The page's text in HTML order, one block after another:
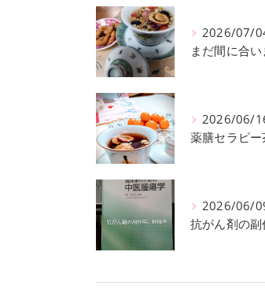
2026/07/
2026/06/
2026/06/